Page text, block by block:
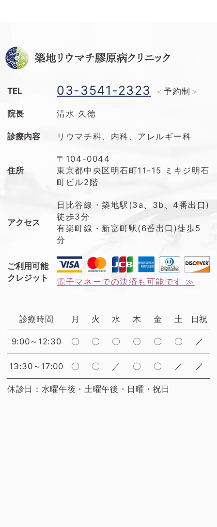
TEL 03-3541-2323 予約制
院長 清水 久徳
診療内容 リウマチ科、内科、アレルギー科
住所
〒104-0044
東京都中央区明石町11-15 ミキジ明石
町ビル2階
アクセス
日比谷線・築地駅(3a、3b、4番出口)
徒歩3分
有楽町線・新富町駅(6番出口)徒歩5
分
ご利用可能
クレジット
電子マネーでの決済も可能です ≫
休診日：水曜午後・土曜午後・日曜・祝日
診療時間 月 火 水 木 金 土 日祝
9:00～12:30 〇 〇 〇 〇 〇 〇 ／
13:30～17:00 〇 〇 ／ 〇 〇 ／ ／